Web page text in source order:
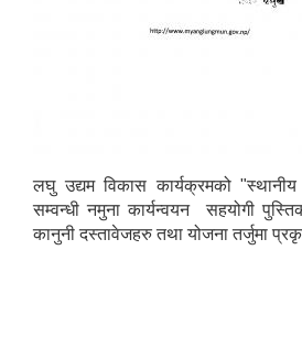
लघु उद्यम विकास कार्यक्रमको
सम्वन्धी नमुना कार्यन्वयन सहयोगी
कानुनी दस्तावेजहरु तथा योजना तर्जुमा